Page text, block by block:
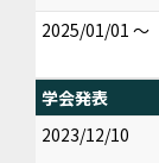
2025/01/01 ～
学会発表
2023/12/10